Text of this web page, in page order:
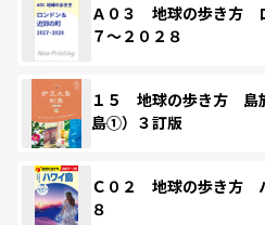
Ａ０３ 地球の歩き方
７～２０２８
１５ 地球の歩き方
島①）３訂版
Ｃ０２ 地球の歩き方
８